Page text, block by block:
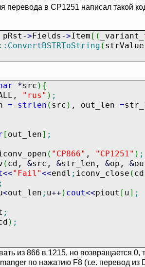
перевода в CP1251 написал такой
pRst ->Fields ->Item [ (
:: ConvertBSTRToString (
*src ) {
"rus" ) ;
= strlen ( src ) , out_len =
[ out_len] ;
( "CP866" , "CP1251" ) ;
( cd, &src, &str_len, &op, &
<<"Fail"<<endl ; iconv_close ( cd
;
<out_len ; u++ ) cout<<piout [ u] ;
;
) ;
из 866 в 1215, но возвращается 0,
по нажатию F8 (т.е. перевод